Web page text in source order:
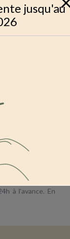
au besoin.
santé pour en
et sera
de
à l’avance. En
jusqu'au